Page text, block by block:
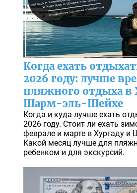
Когда ехать
2026 году: лучше
пляжного отдыха в
Шарм-эль-Шейхе
Когда и куда лучше ехать
2026 году. Стоит ли ехать
феврале и марте в Хургаду и
Какой месяц лучше для
ребенком и для экскурсий.